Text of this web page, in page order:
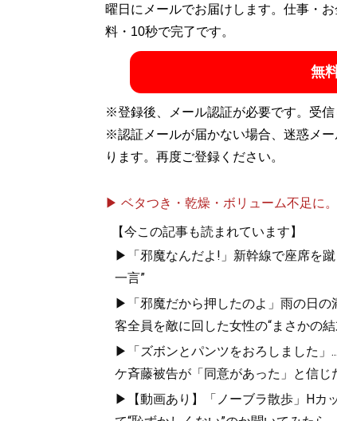
曜日にメールでお届けします。仕事・
料・10秒で完了です。
無
※登録後、メール認証が必要です。受信
※認証メールが届かない場合、迷惑メ
ります。再度ご登録ください。
▶ ベタつき・乾燥・ボリューム不足に
【今この記事も読まれています】
▶「邪魔なんだよ!」新幹線で座席を
一言”
▶「邪魔だから押したのよ」雨の日の
客全員を敵に回した女性の“まさかの結
▶「ズボンとパンツをおろしました」
ケ斉藤被告が「同意があった」と信じ
▶【動画あり】「ノーブラ散歩」Hカ